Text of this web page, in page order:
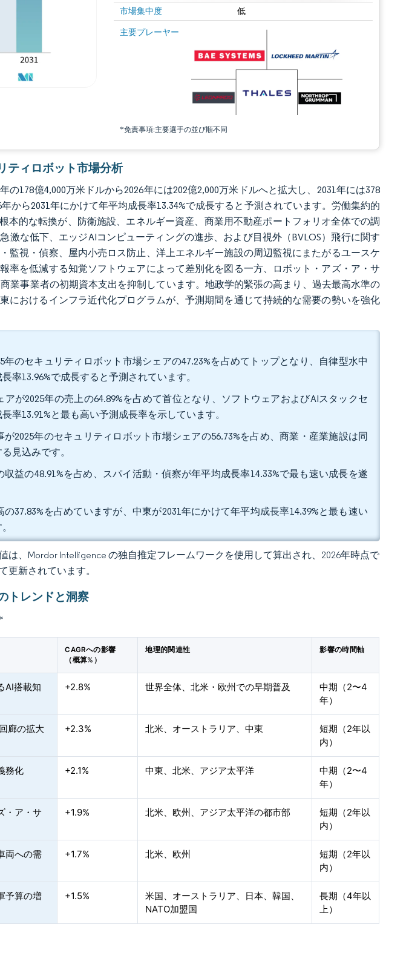
市場集中度 低
主要プレーヤー
*免責事項:主要選手の並び順不同
画像 © Mordor Intelligence。再利用にはCC BY 4.0の表示が必要です。
ティロボット市場分析
の178億4,000万米ドルから2026年には202億2,000万米ドルへと拡大し、2031年には378
から2031年にかけて年平均成長率13.34%で成長すると予測されています。労働集約的
本的な転換が、防衛施設、エネルギー資産、商業用不動産ポートフォリオ全体での調
激な低下、エッジAIコンピューティングの進歩、および目視外（BVLOS）飛行に関す
監視・偵察、屋内小売ロス防止、洋上エネルギー施設の周辺監視にまたがるユースケ
率を低減する知覚ソフトウェアによって差別化を図る一方、ロボット・アズ・ア・サ
業事業者の初期資本支出を抑制しています。地政学的緊張の高まり、過去最高水準の
におけるインフラ近代化プログラムが、予測期間を通じて持続的な需要の勢いを強化
のセキュリティロボット市場シェアの47.23%を占めてトップとなり、自律型水中
率13.96%で成長すると予測されています。
が2025年の売上の64.89%を占めて首位となり、ソフトウェアおよびAIスタックセ
率13.91%と最も高い予測成長率を示しています。
2025年のセキュリティロボット市場シェアの56.73%を占め、商業・産業施設は同
見込みです。
益の48.91%を占め、スパイ活動・偵察が年平均成長率14.33%で最も速い成長を遂
37.83%を占めていますが、中東が2031年にかけて年平均成長率14.39%と最も速い
は、Mordor Intelligence の独自推定フレームワークを使用して算出され、2026年時点で
更新されています。
トレンドと洞察
CAGRへの影響
（概算%）
地理的関連性 影響の時間軸
AI搭載知
+2.8% 世界全体、北米・欧州での早期普及
中期（2〜4
年）
廊の拡大 +2.3% 北米、オーストラリア、中東
短期（2年以
内）
務化 +2.1% 中東、北米、アジア太平洋
中期（2〜4
年）
・ア・サ
+1.9% 北米、欧州、アジア太平洋の都市部
短期（2年以
内）
両への需
+1.7% 北米、欧州
短期（2年以
内）
予算の増
+1.5%
米国、オーストラリア、日本、韓国、
NATO加盟国
長期（4年以
上）